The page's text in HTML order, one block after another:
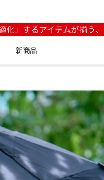
化」するアイテムが揃う
新商品